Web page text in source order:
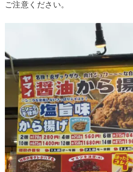
ご注意ください。